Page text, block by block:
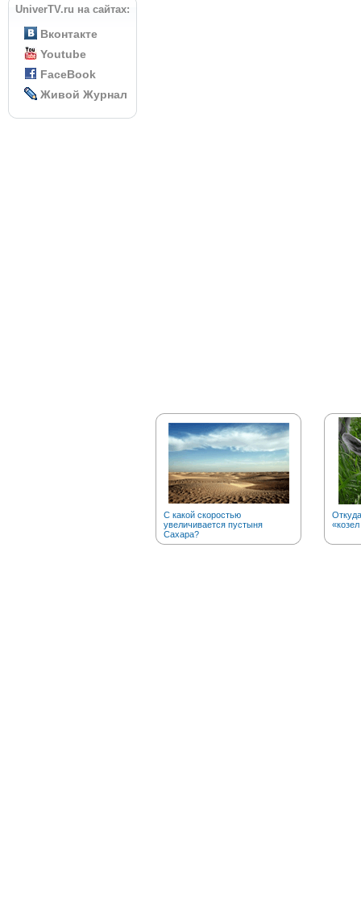
UniverTV.ru на сайтах:
Вконтакте
Youtube
FaceBook
Живой Журнал
С какой скоростью
увеличивается пустыня
Сахара?